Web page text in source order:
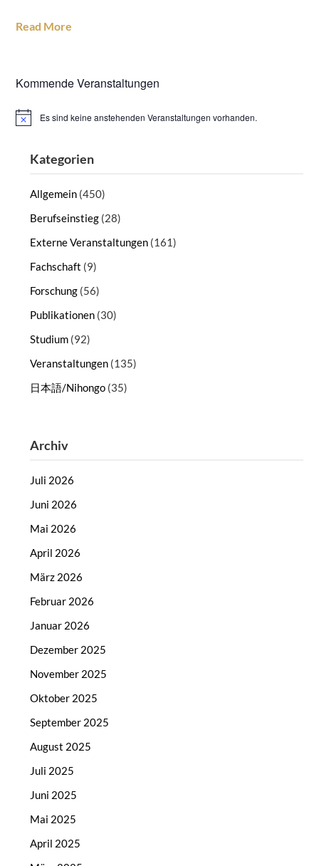
Read More
Kommende Veranstaltungen
HinweisEs sind keine anstehenden Veranstaltungen vorhanden.
Kategorien
Allgemein (450)
Berufseinstieg (28)
Externe Veranstaltungen (161)
Fachschaft (9)
Forschung (56)
Publikationen (30)
Studium (92)
Veranstaltungen (135)
日本語/Nihongo (35)
Archiv
Juli 2026
Juni 2026
Mai 2026
April 2026
März 2026
Februar 2026
Januar 2026
Dezember 2025
November 2025
Oktober 2025
September 2025
August 2025
Juli 2025
Juni 2025
Mai 2025
April 2025